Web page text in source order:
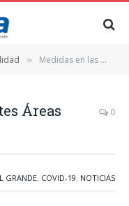
» Medidas en las diferentes Áreas Municipales
Áreas
0
GRANDE, COVID-19, NOTICIAS